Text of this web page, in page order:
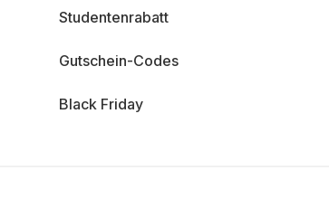
Studentenrabatt
Gutschein-Codes
Black Friday